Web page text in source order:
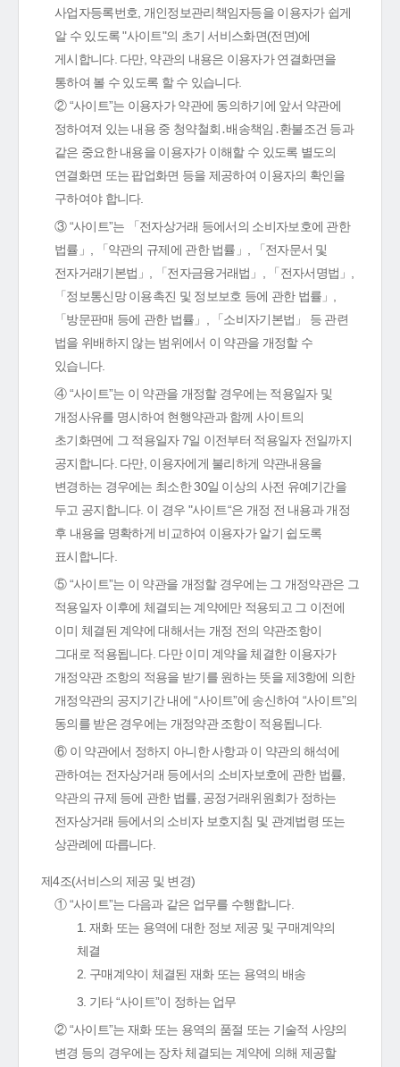
사업자등록번호, 개인정보관리책임자등을 이용자가 쉽게
알 수 있도록 "사이트"의 초기 서비스화면(전면)에
게시합니다. 다만, 약관의 내용은 이용자가 연결화면을
통하여 볼 수 있도록 할 수 있습니다.
② “사이트”는 이용자가 약관에 동의하기에 앞서 약관에
정하여져 있는 내용 중 청약철회․배송책임․환불조건 등과
같은 중요한 내용을 이용자가 이해할 수 있도록 별도의
연결화면 또는 팝업화면 등을 제공하여 이용자의 확인을
구하여야 합니다.
③ “사이트”는 「전자상거래 등에서의 소비자보호에 관한
법률」, 「약관의 규제에 관한 법률」, 「전자문서 및
전자거래기본법」, 「전자금융거래법」, 「전자서명법」,
「정보통신망 이용촉진 및 정보보호 등에 관한 법률」,
「방문판매 등에 관한 법률」, 「소비자기본법」 등 관련
법을 위배하지 않는 범위에서 이 약관을 개정할 수
있습니다.
④ “사이트”는 이 약관을 개정할 경우에는 적용일자 및
개정사유를 명시하여 현행약관과 함께 사이트의
초기화면에 그 적용일자 7일 이전부터 적용일자 전일까지
공지합니다. 다만, 이용자에게 불리하게 약관내용을
변경하는 경우에는 최소한 30일 이상의 사전 유예기간을
두고 공지합니다. 이 경우 "사이트“은 개정 전 내용과 개정
후 내용을 명확하게 비교하여 이용자가 알기 쉽도록
표시합니다.
⑤ “사이트”는 이 약관을 개정할 경우에는 그 개정약관은 그
적용일자 이후에 체결되는 계약에만 적용되고 그 이전에
이미 체결된 계약에 대해서는 개정 전의 약관조항이
그대로 적용됩니다. 다만 이미 계약을 체결한 이용자가
개정약관 조항의 적용을 받기를 원하는 뜻을 제3항에 의한
개정약관의 공지기간 내에 “사이트”에 송신하여 “사이트”의
동의를 받은 경우에는 개정약관 조항이 적용됩니다.
⑥ 이 약관에서 정하지 아니한 사항과 이 약관의 해석에
관하여는 전자상거래 등에서의 소비자보호에 관한 법률,
약관의 규제 등에 관한 법률, 공정거래위원회가 정하는
전자상거래 등에서의 소비자 보호지침 및 관계법령 또는
상관례에 따릅니다.
제4조(서비스의 제공 및 변경)
① “사이트”는 다음과 같은 업무를 수행합니다.
1. 재화 또는 용역에 대한 정보 제공 및 구매계약의
체결
2. 구매계약이 체결된 재화 또는 용역의 배송
3. 기타 “사이트”이 정하는 업무
② “사이트”는 재화 또는 용역의 품절 또는 기술적 사양의
변경 등의 경우에는 장차 체결되는 계약에 의해 제공할